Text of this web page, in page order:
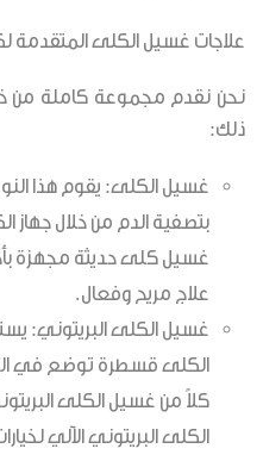
علاجات غسيل الكلى المتقدمة
نحن نقدم مجموعة كاملة من
ذلك:
غسيل الكلى: يقوم هذا
بتصفية الدم من خلال جهاز
غسيل كلى حديثة مجهزة
علاج مريح وفعال.
غسيل الكلى البريتوني:
الكلى قسطرة توضع في
كلاً من غسيل الكلى
الكلى البريتوني الآلي